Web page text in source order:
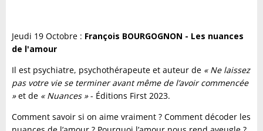
Jeudi 19 Octobre : François BOURGOGNON - Les nuances
de l'amour
Il est psychiatre, psychothérapeute et auteur de « Ne laissez
pas votre vie se terminer avant même de l’avoir commencée
»et de « Nuances »- Éditions First 2023.
Comment savoir si on aime vraiment ? Comment décoder les